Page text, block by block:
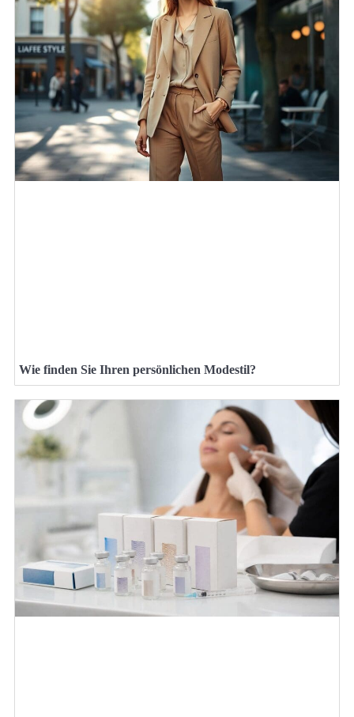
Wie finden Sie Ihren persönlichen Modestil?